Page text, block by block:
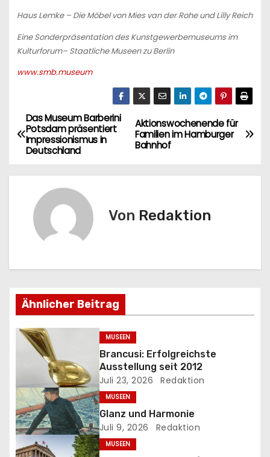
Haus Lemke – Die Möbel von Mies van der Rohe und Lilly Reich
Eine Sonderpräsentation des Kunstgewerbemuseums im
Kulturforum– Staatliche Museen zu Berlin
www.smb.museum
B
e
i
g
s
n
v
i
g
Aktionswochenende für
Familien im Hamburger
Bahnhof
Das Museum Barberini
Potsdam präsentiert
Impressionismus in
Deutschland
Von Redaktion
Ähnlicher Beitrag
MUSEEN
Brancusi: Erfolgreichste
Ausstellung seit 2012
Juli 23, 2026 Redaktion
MUSEEN
Glanz und Harmonie
Juli 9, 2026 Redaktion
MUSEEN